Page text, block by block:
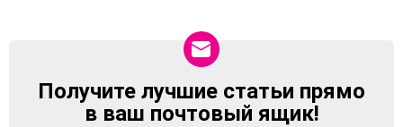
NEWSLETTER
Получите лучшие статьи прямо
в ваш почтовый ящик!